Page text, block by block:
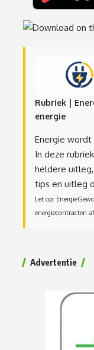
Rubriek |
energie
Energie
In deze
heldere
tips en uitleg
Let op:
energiecontracten
Advertentie